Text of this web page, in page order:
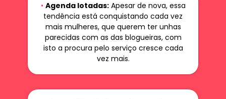
• Agenda lotadas:Apesar de nova, essa
tendência está conquistando cada vez
mais mulheres, que querem ter unhas
parecidas com as das blogueiras, com
isto a procura pelo serviço cresce cada
vez mais.